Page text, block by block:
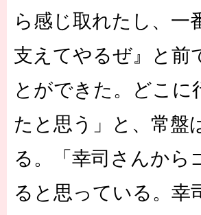
ら感じ取れたし、一
支えてやるぜ』と前
とができた。どこ
たと思う」と、常盤
る。「幸司さんから
ると思っている。幸